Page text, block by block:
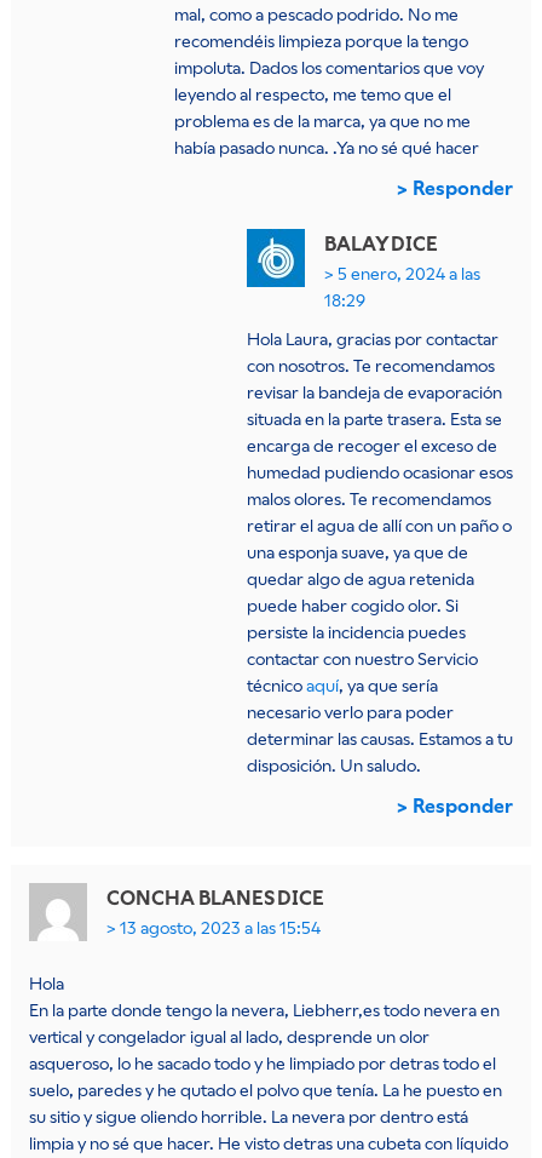
mal, como a pescado podrido. No me
recomendéis limpieza porque la tengo
impoluta. Dados los comentarios que voy
leyendo al respecto, me temo que el
problema es de la marca, ya que no me
había pasado nunca. .Ya no sé qué hacer
Responder
BALAY DICE
5 enero, 2024 a las
18:29
Hola Laura, gracias por contactar
con nosotros. Te recomendamos
revisar la bandeja de evaporación
situada en la parte trasera. Esta se
encarga de recoger el exceso de
humedad pudiendo ocasionar esos
malos olores. Te recomendamos
retirar el agua de allí con un paño o
una esponja suave, ya que de
quedar algo de agua retenida
puede haber cogido olor. Si
persiste la incidencia puedes
contactar con nuestro Servicio
técnicoaquí, ya que sería
necesario verlo para poder
determinar las causas. Estamos a tu
disposición. Un saludo.
Responder
CONCHA BLANES DICE
13 agosto, 2023 a las 15:54
Hola
En la parte donde tengo la nevera, Liebherr,es todo nevera en
vertical y congelador igual al lado, desprende un olor
asqueroso, lo he sacado todo y he limpiado por detras todo el
suelo, paredes y he qutado el polvo que tenía. La he puesto en
su sitio y sigue oliendo horrible. La nevera por dentro está
limpia y no sé que hacer. He visto detras una cubeta con líquido